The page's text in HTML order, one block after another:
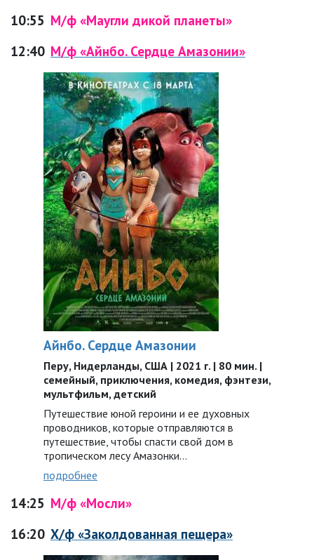
10:55 М/ф «Маугли дикой планеты»
12:40 М/ф «Айнбо. Сердце Амазонии»
Айнбо. Сердце Амазонии
Перу, Нидерланды, США | 2021 г. | 80 мин. |
семейный, приключения, комедия, фэнтези,
мультфильм, детский
Путешествие юной героини и ее духовных
проводников, которые отправляются в
путешествие, чтобы спасти свой дом в
тропическом лесу Амазонки…
подробнее
14:25 М/ф «Мосли»
16:20 Х/ф «Заколдованная пещера»